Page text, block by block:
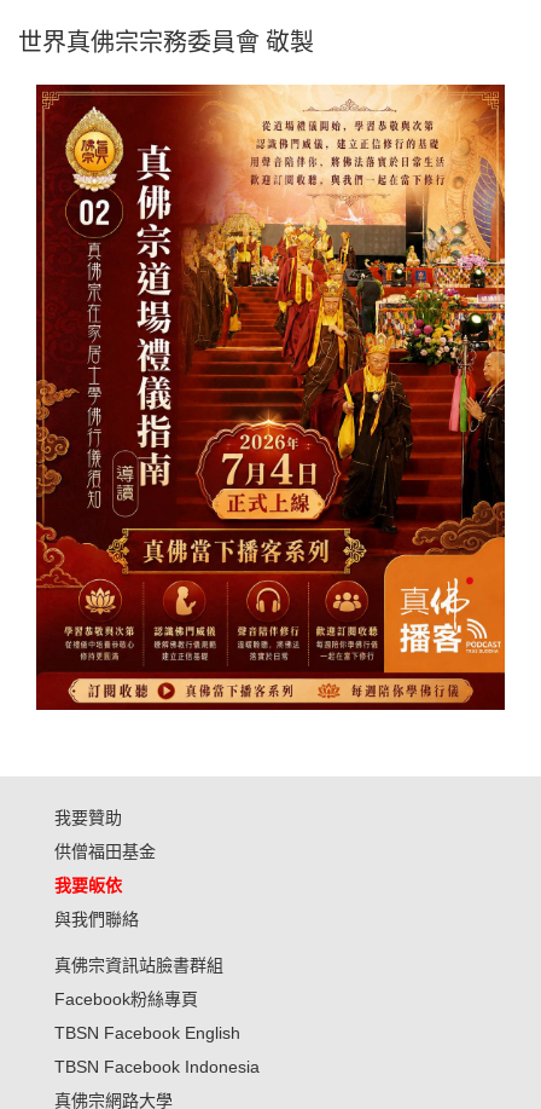
世界真佛宗宗務委員會 敬製
我要贊助
供僧福田基金
我要皈依
與我們聯絡
真佛宗資訊站臉書群組
Facebook粉絲專頁
TBSN Facebook English
TBSN Facebook Indonesia
真佛宗網路大學